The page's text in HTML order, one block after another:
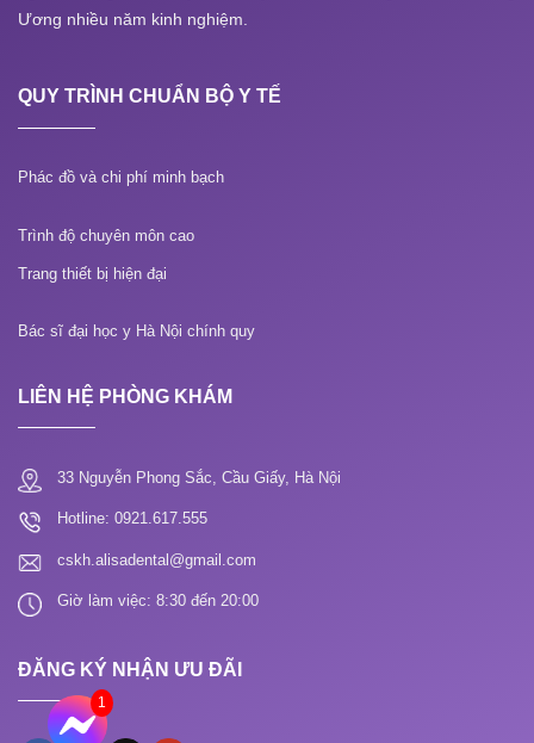
Ương nhiều năm kinh nghiệm.
QUY TRÌNH CHUẨN BỘ Y TẾ
Phác đồ và chi phí minh bạch
Trình độ chuyên môn cao
Trang thiết bị hiện đại
Bác sĩ đại học y Hà Nội chính quy
LIÊN HỆ PHÒNG KHÁM
33 Nguyễn Phong Sắc, Cầu Giấy, Hà Nội
Hotline: 0921.617.555
cskh.alisadental@gmail.com
Giờ làm việc: 8:30 đến 20:00
ĐĂNG KÝ NHẬN ƯU ĐÃI
1